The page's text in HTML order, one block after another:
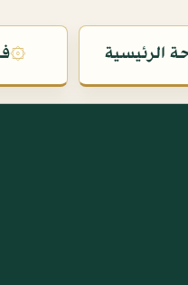
الرئيسية ۞